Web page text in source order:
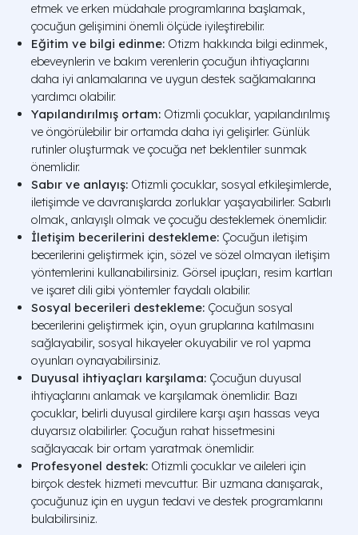
etmek ve erken müdahale programlarına başlamak,
çocuğun gelişimini önemli ölçüde iyileştirebilir.
Eğitim ve bilgi edinme: Otizm hakkında bilgi edinmek,
ebeveynlerin ve bakım verenlerin çocuğun ihtiyaçlarını
daha iyi anlamalarına ve uygun destek sağlamalarına
yardımcı olabilir.
Yapılandırılmış ortam: Otizmli çocuklar, yapılandırılmış
ve öngörülebilir bir ortamda daha iyi gelişirler. Günlük
rutinler oluşturmak ve çocuğa net beklentiler sunmak
önemlidir.
Sabır ve anlayış: Otizmli çocuklar, sosyal etkileşimlerde,
iletişimde ve davranışlarda zorluklar yaşayabilirler. Sabırlı
olmak, anlayışlı olmak ve çocuğu desteklemek önemlidir.
İletişim becerilerini destekleme: Çocuğun iletişim
becerilerini geliştirmek için, sözel ve sözel olmayan iletişim
yöntemlerini kullanabilirsiniz. Görsel ipuçları, resim kartları
ve işaret dili gibi yöntemler faydalı olabilir.
Sosyal becerileri destekleme: Çocuğun sosyal
becerilerini geliştirmek için, oyun gruplarına katılmasını
sağlayabilir, sosyal hikayeler okuyabilir ve rol yapma
oyunları oynayabilirsiniz.
Duyusal ihtiyaçları karşılama: Çocuğun duyusal
ihtiyaçlarını anlamak ve karşılamak önemlidir. Bazı
çocuklar, belirli duyusal girdilere karşı aşırı hassas veya
duyarsız olabilirler. Çocuğun rahat hissetmesini
sağlayacak bir ortam yaratmak önemlidir.
Profesyonel destek: Otizmli çocuklar ve aileleri için
birçok destek hizmeti mevcuttur. Bir uzmana danışarak,
çocuğunuz için en uygun tedavi ve destek programlarını
bulabilirsiniz.